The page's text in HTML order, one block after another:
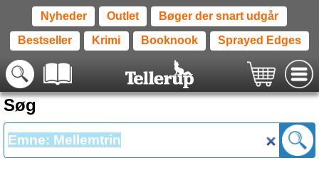
Nyheder Outlet Bøger der snart udgår
Bestseller Krimi Booknook Sprayed Edges
Søg